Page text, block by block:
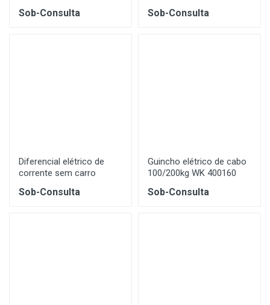
Sob-Consulta Sob-Consulta
Diferencial elétrico de
corrente sem carro
Sob-Consulta
Guincho elétrico de cabo
100/200kg WK 400160
Sob-Consulta